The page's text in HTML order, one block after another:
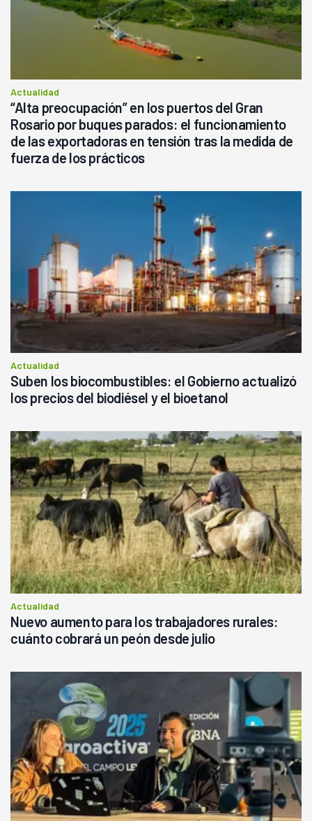
Actualidad
“Alta preocupación” en los puertos del Gran
Rosario por buques parados: el funcionamiento
de las exportadoras en tensión tras la medida de
fuerza de los prácticos
Actualidad
Suben los biocombustibles: el Gobierno actualizó
los precios del biodiésel y el bioetanol
Actualidad
Nuevo aumento para los trabajadores rurales:
cuánto cobrará un peón desde julio